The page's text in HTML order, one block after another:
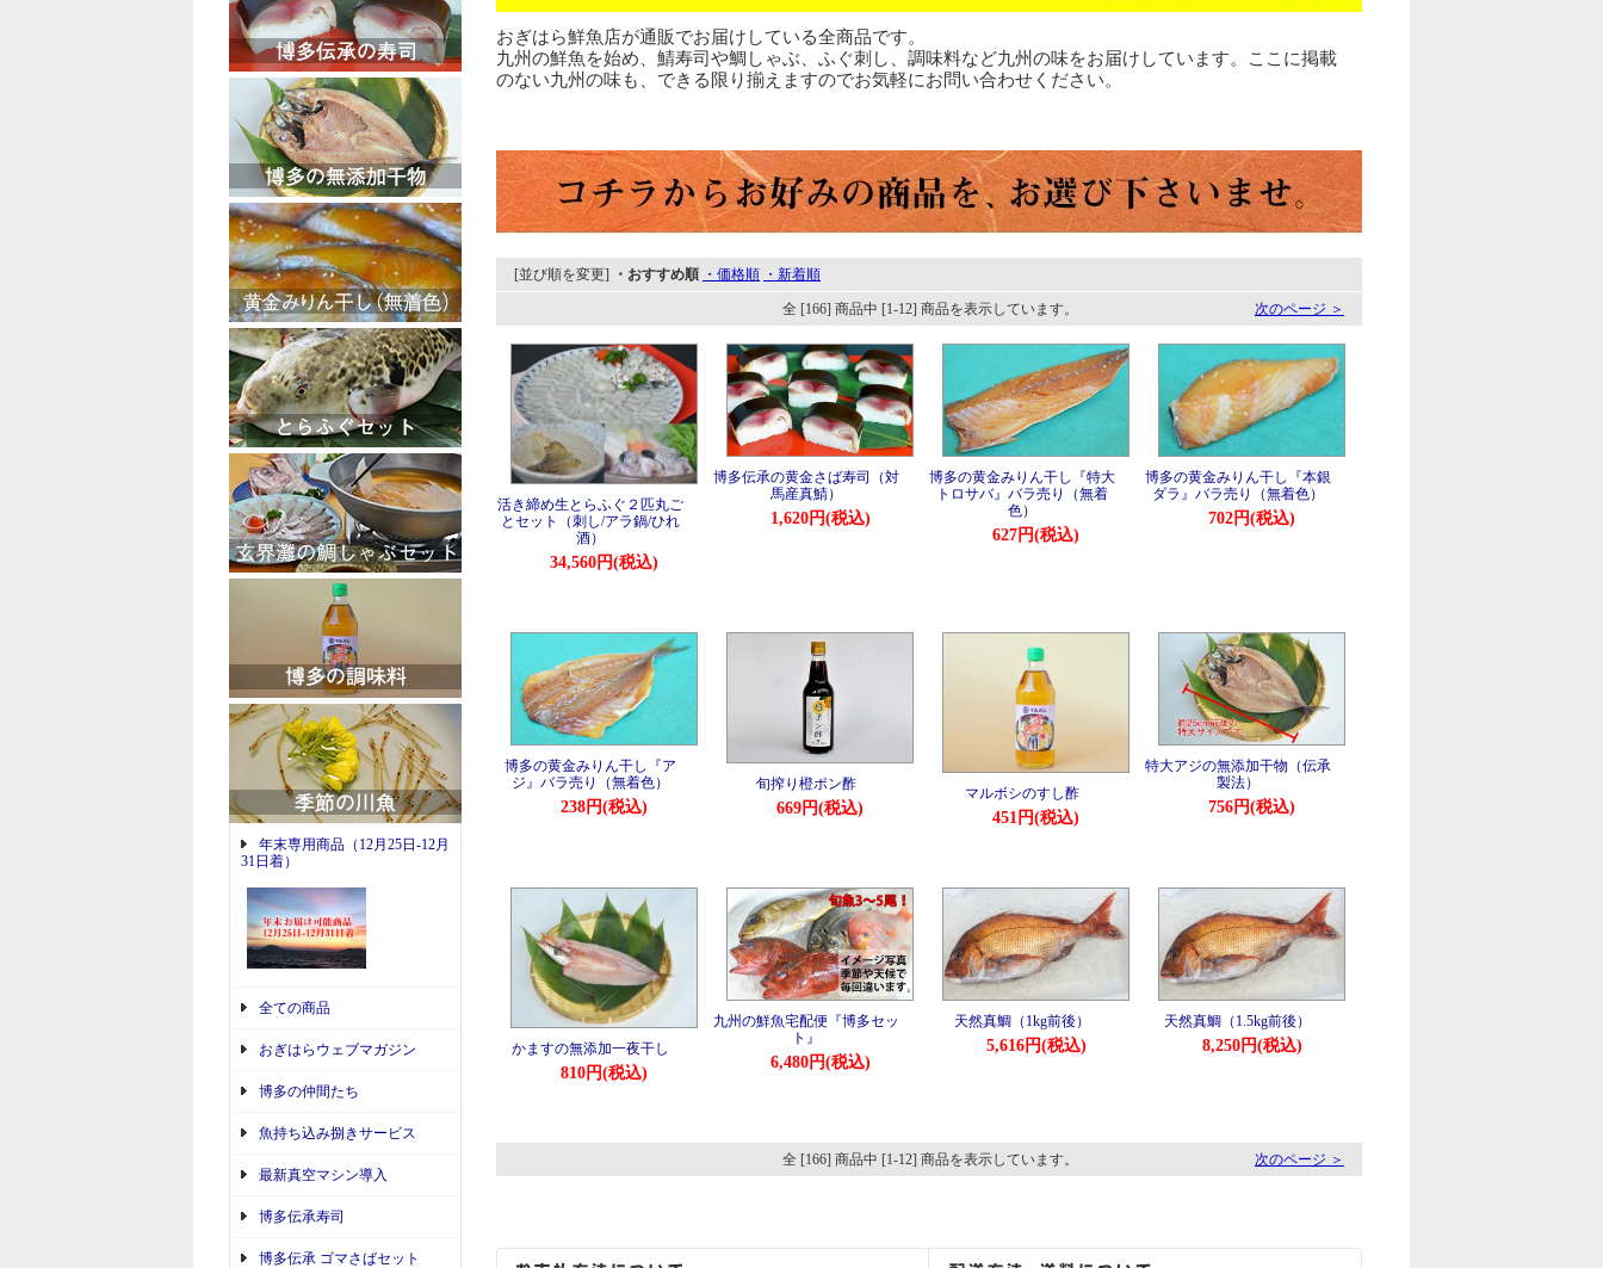
年末専用商品（12月25日-12月
31日着）
全ての商品
おぎはらウェブマガジン
博多の仲間たち
魚持ち込み捌きサービス
最新真空マシン導入
博多伝承寿司
博多伝承 ゴマさばセット
おぎはら鮮魚店が通販でお届けしている全商品です。
九州の鮮魚を始め、鯖寿司や鯛しゃぶ、ふぐ刺し、調味料など九州の味をお届けしています。ここに掲載
のない九州の味も、できる限り揃えますのでお気軽にお問い合わせください。
[並び順を変更] ・おすすめ順 ・価格順 ・新着順
全 [166] 商品中 [1-12] 商品を表示しています。 次のページ ＞
活き締め生とらふぐ２匹丸ご
とセット（刺し/アラ鍋/ひれ
酒）
34,560円(税込)
博多伝承の黄金さば寿司（対
馬産真鯖）
1,620円(税込)
博多の黄金みりん干し『特大
トロサバ』バラ売り（無着
色）
627円(税込)
博多の黄金みりん干し『本銀
ダラ』バラ売り（無着色）
702円(税込)
博多の黄金みりん干し『ア
ジ』バラ売り（無着色）
238円(税込)
旬搾り橙ポン酢
669円(税込)
マルボシのすし酢
451円(税込)
特大アジの無添加干物（伝承
製法）
756円(税込)
かますの無添加一夜干し
810円(税込)
九州の鮮魚宅配便『博多セッ
ト』
6,480円(税込)
天然真鯛（1kg前後）
5,616円(税込)
天然真鯛（1.5kg前後）
8,250円(税込)
全 [166] 商品中 [1-12] 商品を表示しています。 次のページ ＞